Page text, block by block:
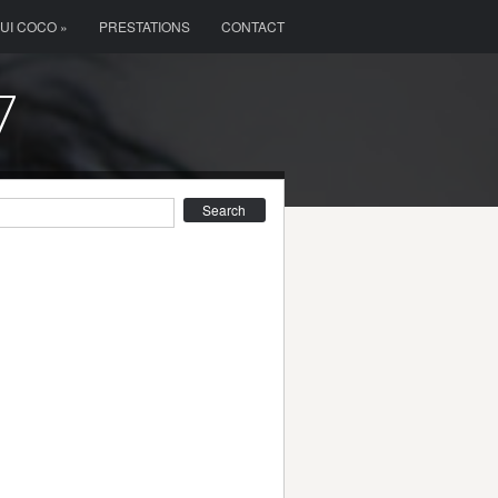
COCO » PRESTATIONS CONTACT